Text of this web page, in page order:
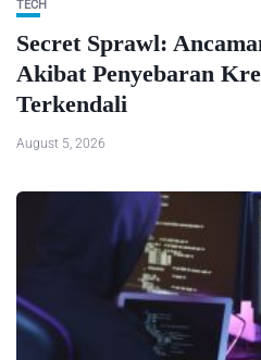
TECH
Secret Sprawl:
Akibat Penyebaran
Terkendali
August 5, 2026